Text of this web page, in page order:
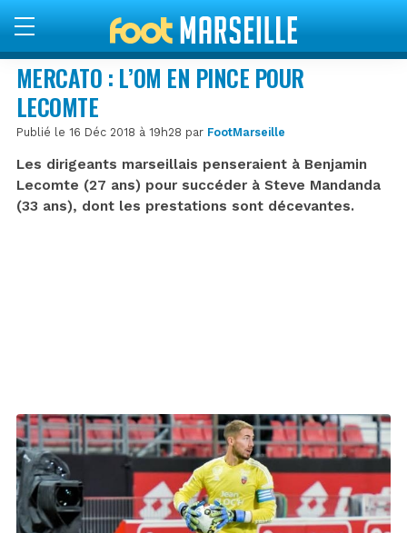
MERCATO : L’OM EN PINCE POUR
LECOMTE
Publié le 16 Déc 2018 à 19h28 par FootMarseille
Les dirigeants marseillais penseraient à Benjamin
Lecomte (27 ans) pour succéder à Steve Mandanda
(33 ans), dont les prestations sont décevantes.